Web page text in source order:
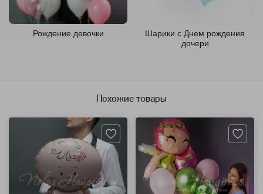
Рождение девочки
Шарики с Днем рождения
дочери
Похожие товары